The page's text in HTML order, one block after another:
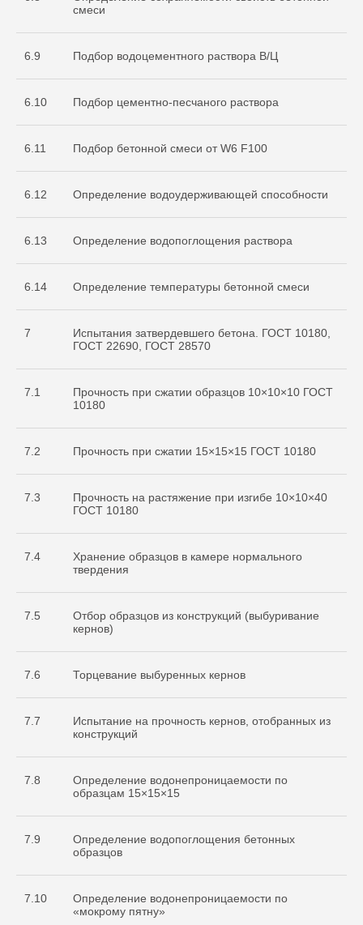
смеси
6.9 Подбор водоцементного раствора В/Ц
6.10 Подбор цементно-песчаного раствора
6.11 Подбор бетонной смеси от W6 F100
6.12 Определение водоудерживающей способности
6.13 Определение водопоглощения раствора
6.14 Определение температуры бетонной смеси
7
Испытания затвердевшего бетона. ГОСТ 10180,
ГОСТ 22690, ГОСТ 28570
7.1
Прочность при сжатии образцов 10×10×10 ГОСТ
10180
7.2 Прочность при сжатии 15×15×15 ГОСТ 10180
7.3
Прочность на растяжение при изгибе 10×10×40
ГОСТ 10180
7.4
Хранение образцов в камере нормального
твердения
7.5
Отбор образцов из конструкций (выбуривание
кернов)
7.6 Торцевание выбуренных кернов
7.7
Испытание на прочность кернов, отобранных из
конструкций
7.8
Определение водонепроницаемости по
образцам 15×15×15
7.9
Определение водопоглощения бетонных
образцов
7.10
Определение водонепроницаемости по
«мокрому пятну»
info@sdo-eng.ru
+7 999 996 42 12